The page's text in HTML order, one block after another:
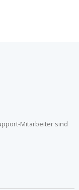
Mitarbeiter sind